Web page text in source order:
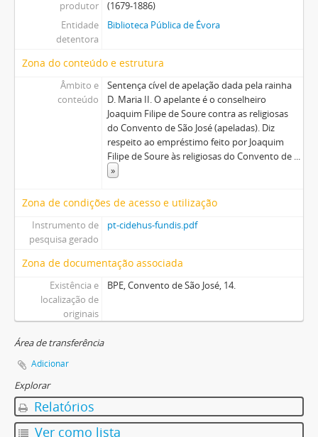
produtor
(1679-1886)
Entidade
detentora
Biblioteca Pública de Évora
Zona do conteúdo e estrutura
Âmbito e
conteúdo
Sentença cível de apelação dada pela rainha
D. Maria II. O apelante é o conselheiro
Joaquim Filipe de Soure contra as religiosas
do Convento de São José (apeladas). Diz
respeito ao empréstimo feito por Joaquim
Filipe de Soure às religiosas do Convento de ...
»
Zona de condições de acesso e utilização
Instrumento de
pesquisa gerado
pt-cidehus-fundis.pdf
Zona de documentação associada
Existência e
localização de
originais
BPE, Convento de São José, 14.
Área de transferência
Adicionar
Explorar
Relatórios
Ver como lista